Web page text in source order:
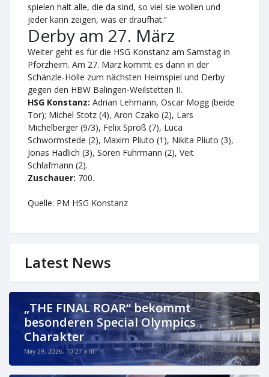
spielen halt alle, die da sind, so viel sie wollen und
jeder kann zeigen, was er draufhat.“
Derby am 27. März
Weiter geht es für die HSG Konstanz am Samstag in
Pforzheim. Am 27. März kommt es dann in der
Schänzle-Hölle zum nächsten Heimspiel und Derby
gegen den HBW Balingen-Weilstetten II.
HSG Konstanz: Adrian Lehmann, Oscar Mogg (beide
Tor); Michel Stotz (4), Aron Czako (2), Lars
Michelberger (9/3), Felix Sproß (7), Luca
Schwormstede (2), Maxim Pliuto (1), Nikita Pliuto (3),
Jonas Hadlich (3), Sören Fuhrmann (2), Veit
Schlafmann (2).
Zuschauer: 700.
Quelle: PM HSG Konstanz
Latest News
„THE FINAL ROAR“ bekommt
besonderen Special Olympics
Charakter
May 29, 2026, 10:27 a.m.